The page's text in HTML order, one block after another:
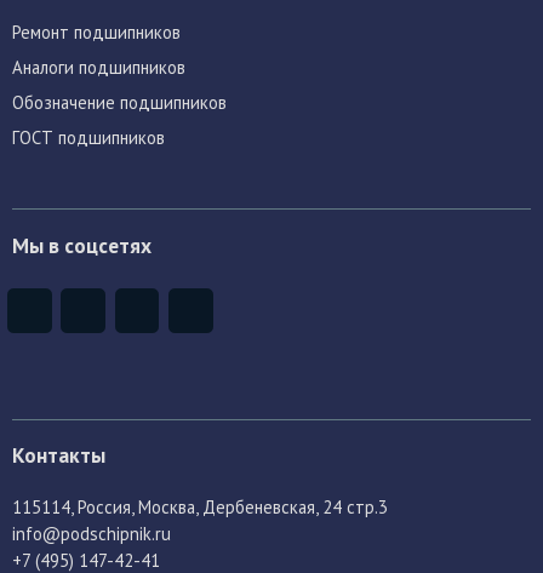
Ремонт подшипников
Аналоги подшипников
Обозначение подшипников
ГОСТ подшипников
Мы в соцсетях
Контакты
115114 , Россия, Москва, Дербеневская, 24 стр.3
info@podschipnik.ru
+7 (495) 147-42-41